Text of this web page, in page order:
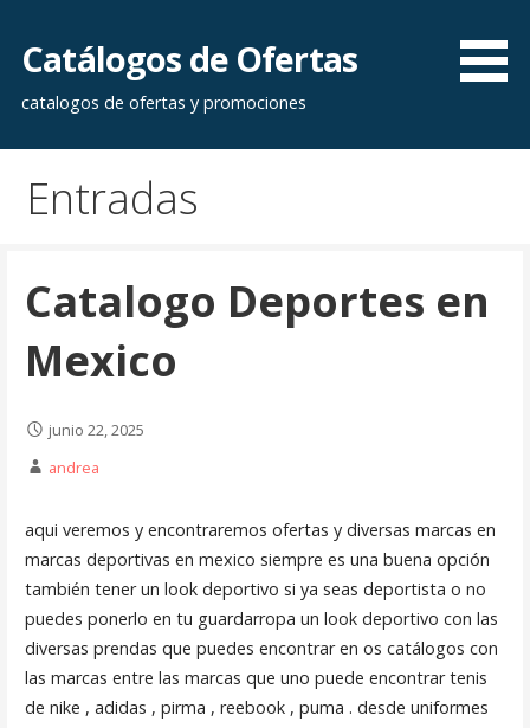
contenido
Catálogos de Ofertas
catalogos de ofertas y promociones
Entradas
Catalogo Deportes en
Mexico
junio 22, 2025
andrea
aqui veremos y encontraremos ofertas y diversas marcas en
marcas deportivas en mexico siempre es una buena opción
también tener un look deportivo si ya seas deportista o no
puedes ponerlo en tu guardarropa un look deportivo con las
diversas prendas que puedes encontrar en os catálogos con
las marcas entre las marcas que uno puede encontrar tenis
de nike , adidas , pirma , reebook , puma . desde uniformes